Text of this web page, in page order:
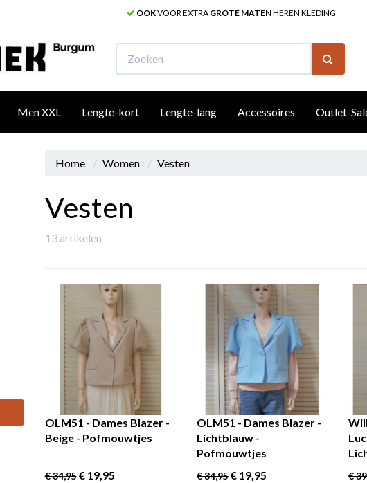
OOKVOOR EXTRA GROTE MATENHEREN KLEDING
Men XXL Lengte-kort Lengte-lang Accessoires Outlet-
Home Women Vesten
Vesten
13 artikelen
OLM51 - Dames Blazer -
Beige - Pofmouwtjes
€ 34,95€ 19,95
OLM51 - Dames Blazer -
Lichtblauw -
Pofmouwtjes
€ 34,95€ 19,95 € 39